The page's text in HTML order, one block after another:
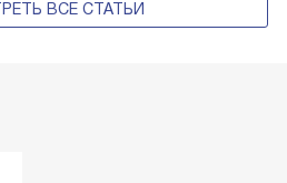
ВСЕ СТАТЬИ